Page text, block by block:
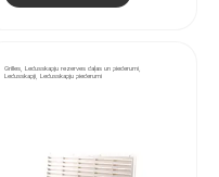
Grilles, Ledusskapju rezerves daļas un piederumi,
Ledusskapji, Ledusskapju piederumi